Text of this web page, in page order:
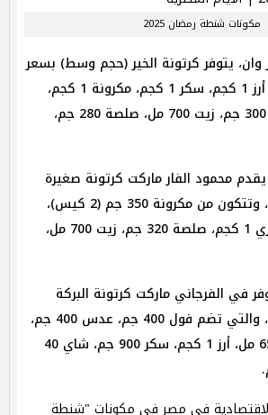
مكونات شنطة رمضان 2025
وان، يتوفر كرتونة الخير (حجم وسط) بسعر
225 جنيهًا، وتشمل أرز 1 كجم، سكر 1 كجم، مكرونة 1 كجم،
فول 500 جم، سمن 300 جم، زيت 700 مل، صلصة 280 جم،
محمود الفار ماركت كرتونة صغيرة
بسعر 167.90 جنيهًا، وتتكون من مكرونة 350 جم (2 كيس)،
سكر 1 كجم، أرز مصري 1 كجم، صلصة 320 جم، زيت 700 مل،
في الفرجاني ماركت كرتونة البركة
بسعر 234.95 جنيهًا، والتي تضم فول 400 جم، عدس 400 جم،
بلح 700 جم، زيت 650 مل، أرز 1 كجم، سكر 900 جم، شاي 40